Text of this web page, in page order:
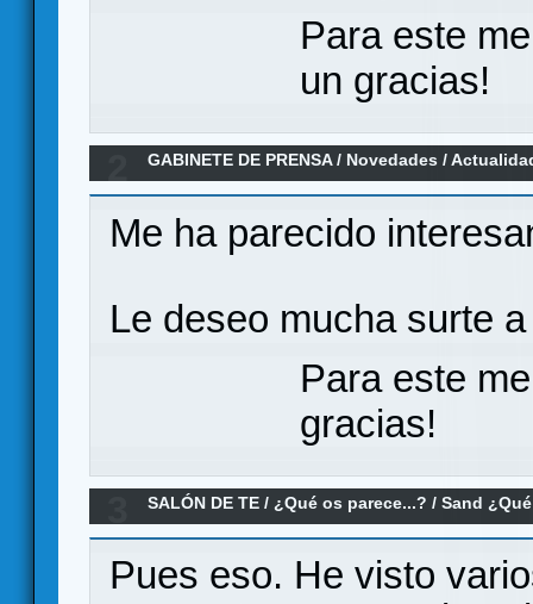
Para este
un gracias!
GABINETE DE PRENSA/ Novedades /
Estrategia, cartas y bichos en Verkami
Me ha parecido
Le deseo mucha surte
Para este
gracias!
SALÓN DE TE / ¿Qué os parece...? /Sand
Pues eso. He visto